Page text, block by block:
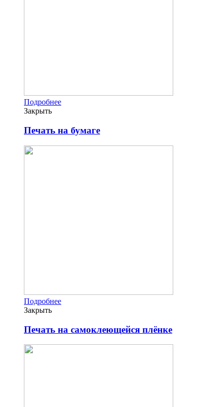
Подробнее
Закрыть
Печать на бумаге
Подробнее
Закрыть
Печать на самоклеющейся плёнке